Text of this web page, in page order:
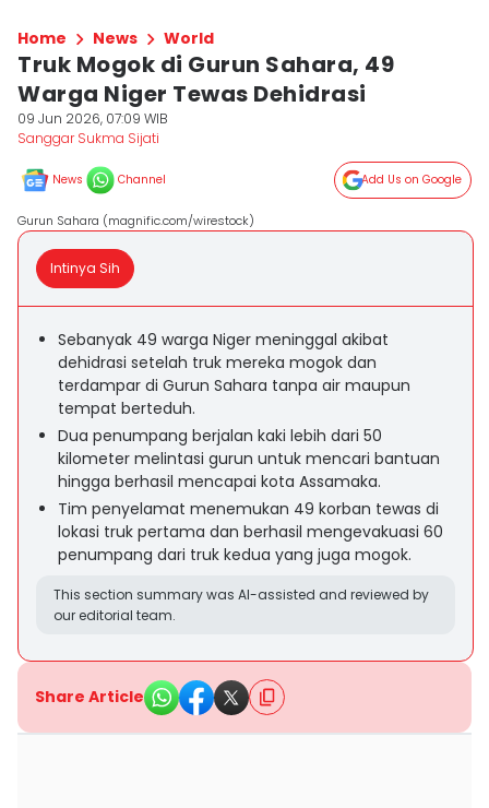
Home News World
Truk Mogok di Gurun Sahara, 49
Warga Niger Tewas Dehidrasi
09 Jun 2026, 07:09 WIB
Sanggar Sukma Sijati
News Channel Add Us on Google
Gurun Sahara (magnific.com/wirestock)
Intinya Sih
Sebanyak 49 warga Niger meninggal akibat
dehidrasi setelah truk mereka mogok dan
terdampar di Gurun Sahara tanpa air maupun
tempat berteduh.
Dua penumpang berjalan kaki lebih dari 50
kilometer melintasi gurun untuk mencari bantuan
hingga berhasil mencapai kota Assamaka.
Tim penyelamat menemukan 49 korban tewas di
lokasi truk pertama dan berhasil mengevakuasi 60
penumpang dari truk kedua yang juga mogok.
This section summary was AI-assisted and reviewed by
our editorial team.
Share Article